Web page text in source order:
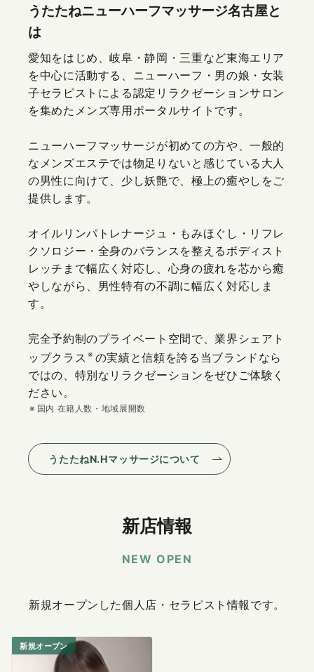
うたたねニューハーフマッサージ名古屋と
は
愛知をはじめ、岐阜・静岡・三重など東海エリア
を中心に活動する、ニューハーフ・男の娘・女装
子セラピストによる認定リラクゼーションサロン
を集めたメンズ専用ポータルサイトです。
ニューハーフマッサージが初めての方や、一般的
なメンズエステでは物足りないと感じている大人
の男性に向けて、少し妖艶で、極上の癒やしをご
提供します。
オイルリンパトレナージュ・もみほぐし・リフレ
クソロジー・全身のバランスを整えるボディスト
レッチまで幅広く対応し、心身の疲れを芯から癒
やしながら、男性特有の不調に幅広く対応しま
す。
完全予約制のプライベート空間で、業界シェアト
ップクラス
の実績と信頼を誇る当ブランドなら
ではの、特別なリラクゼーションをぜひご体験く
ださい。
国内 在籍人数・地域展開数
うたたねN.Hマッサージについて
新店情報
NEW OPEN
新規オープンした個人店・セラピスト情報です。
新規オープン